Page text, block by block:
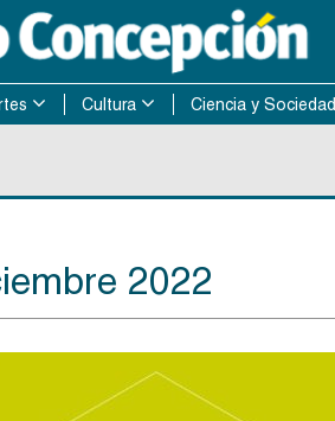
Cultura Ciencia y Sociedad
2022